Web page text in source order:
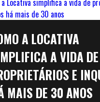
A LOCATIVA
A VIDA DE
E
MAIS DE 30 ANOS